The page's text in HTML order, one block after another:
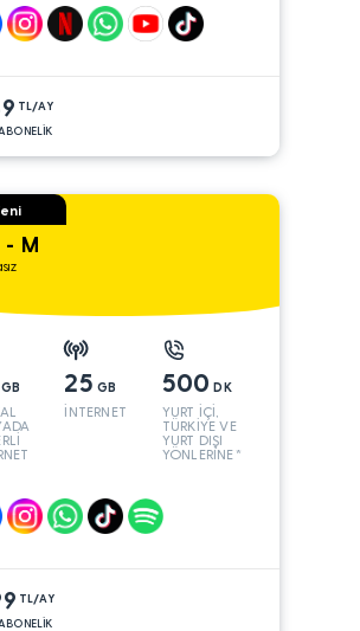
TL/AY
- M
GB 25 GB
İNTERNET
500 DK
YURT İÇİ,
TÜRKİYE VE
YURT DIŞI
YÖNLERİNE*
TL/AY